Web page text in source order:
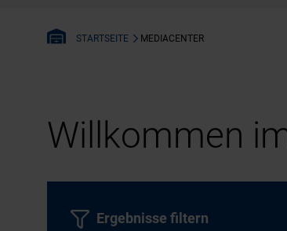
STARTSEITE MEDIACENTER
Willkommen
Ergebnisse filtern